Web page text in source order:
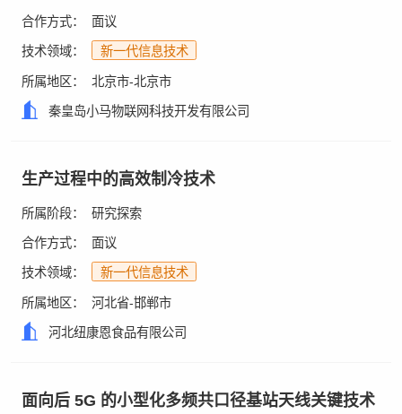
合作方式： 面议
技术领域： 新一代信息技术
所属地区： 北京市-北京市
秦皇岛小马物联网科技开发有限公司
生产过程中的高效制冷技术
所属阶段： 研究探索
合作方式： 面议
技术领域： 新一代信息技术
所属地区： 河北省-邯郸市
河北纽康恩食品有限公司
面向后 5G 的小型化多频共口径基站天线关键技术